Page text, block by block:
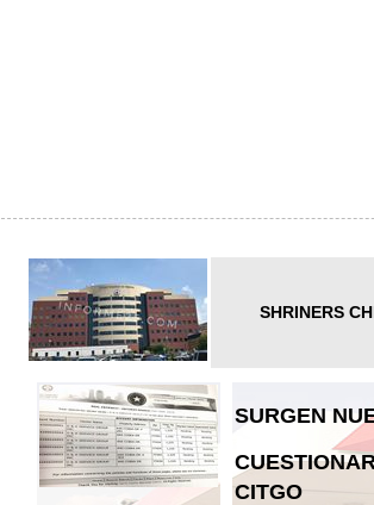
SHRINERS
SURGEN
CITGO